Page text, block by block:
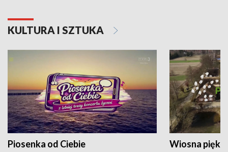
KULTURA I SZTUKA
Piosenka od Ciebie Wiosna